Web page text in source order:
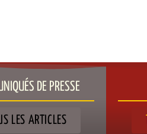
DE PRESSE​
LES ARTICLES